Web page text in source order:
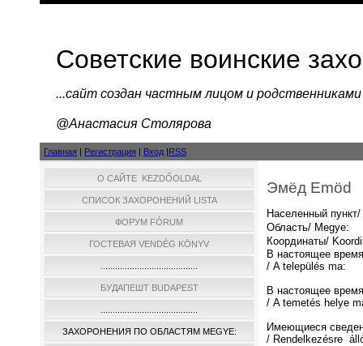
Советские воинские
...cайт создан частным лицом и
@Анастасия Столярова
Главная | Регистрация | Вход |RSS
О САЙТЕ KEZDŐOLDAL
СПИСОК ЗАХОРОНЕНИЙ LISTA
ФОРУМ FÓRUM
ГОСТЕВАЯ VENDÉG KÖNYV
БУДАПЕШТ BUDAPEST
ЗАХОРОНЕНИЯ ПО ОБЛАСТЯМ MEGYE:
Эмёд Emöd
Населенный
Область/ Megye:
Координаты/
В настоящее
/ A település ma:
В настоящее
/ A temetés helye
Имеющиеся
/ Rendelkezésre